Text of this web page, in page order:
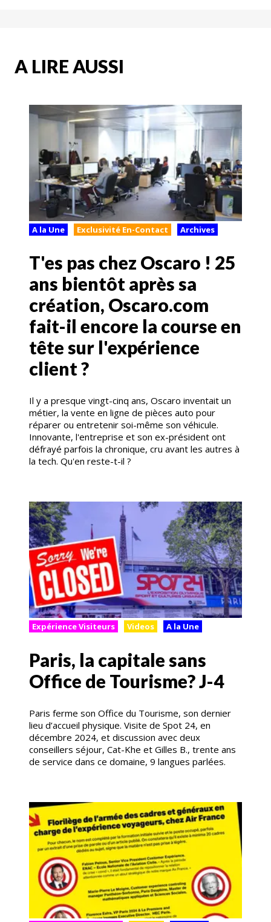
A LIRE AUSSI
A la Une Exclusivité En-Contact Archives
T'es pas chez Oscaro ! 25
ans bientôt après sa
création, Oscaro.com
fait-il encore la course en
tête sur l'expérience
client ?
Il y a presque vingt-cinq ans, Oscaro inventait un
métier, la vente en ligne de pièces auto pour
réparer ou entretenir soi-même son véhicule.
Innovante, l'entreprise et son ex-président ont
défrayé parfois la chronique, cru avant les autres à
la tech. Qu'en reste-t-il ?
Expérience Visiteurs Videos A la Une
Paris, la capitale sans
Office de Tourisme? J-4
Paris ferme son Office du Tourisme, son dernier
lieu d’accueil physique. Visite de Spot 24, en
décembre 2024, et discussion avec deux
conseillers séjour, Cat-Khe et Gilles B., trente ans
de service dans ce domaine, 9 langues parlées.